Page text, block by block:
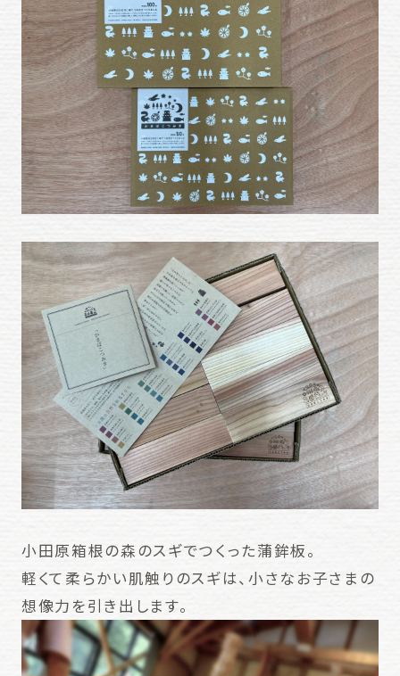
小田原箱根の森のスギでつくった蒲鉾板。
軽くて柔らかい肌触りのスギは、小さなお子さまの
想像力を引き出します。